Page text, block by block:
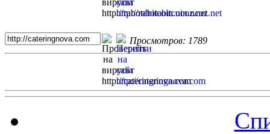
Просмотров: 1789